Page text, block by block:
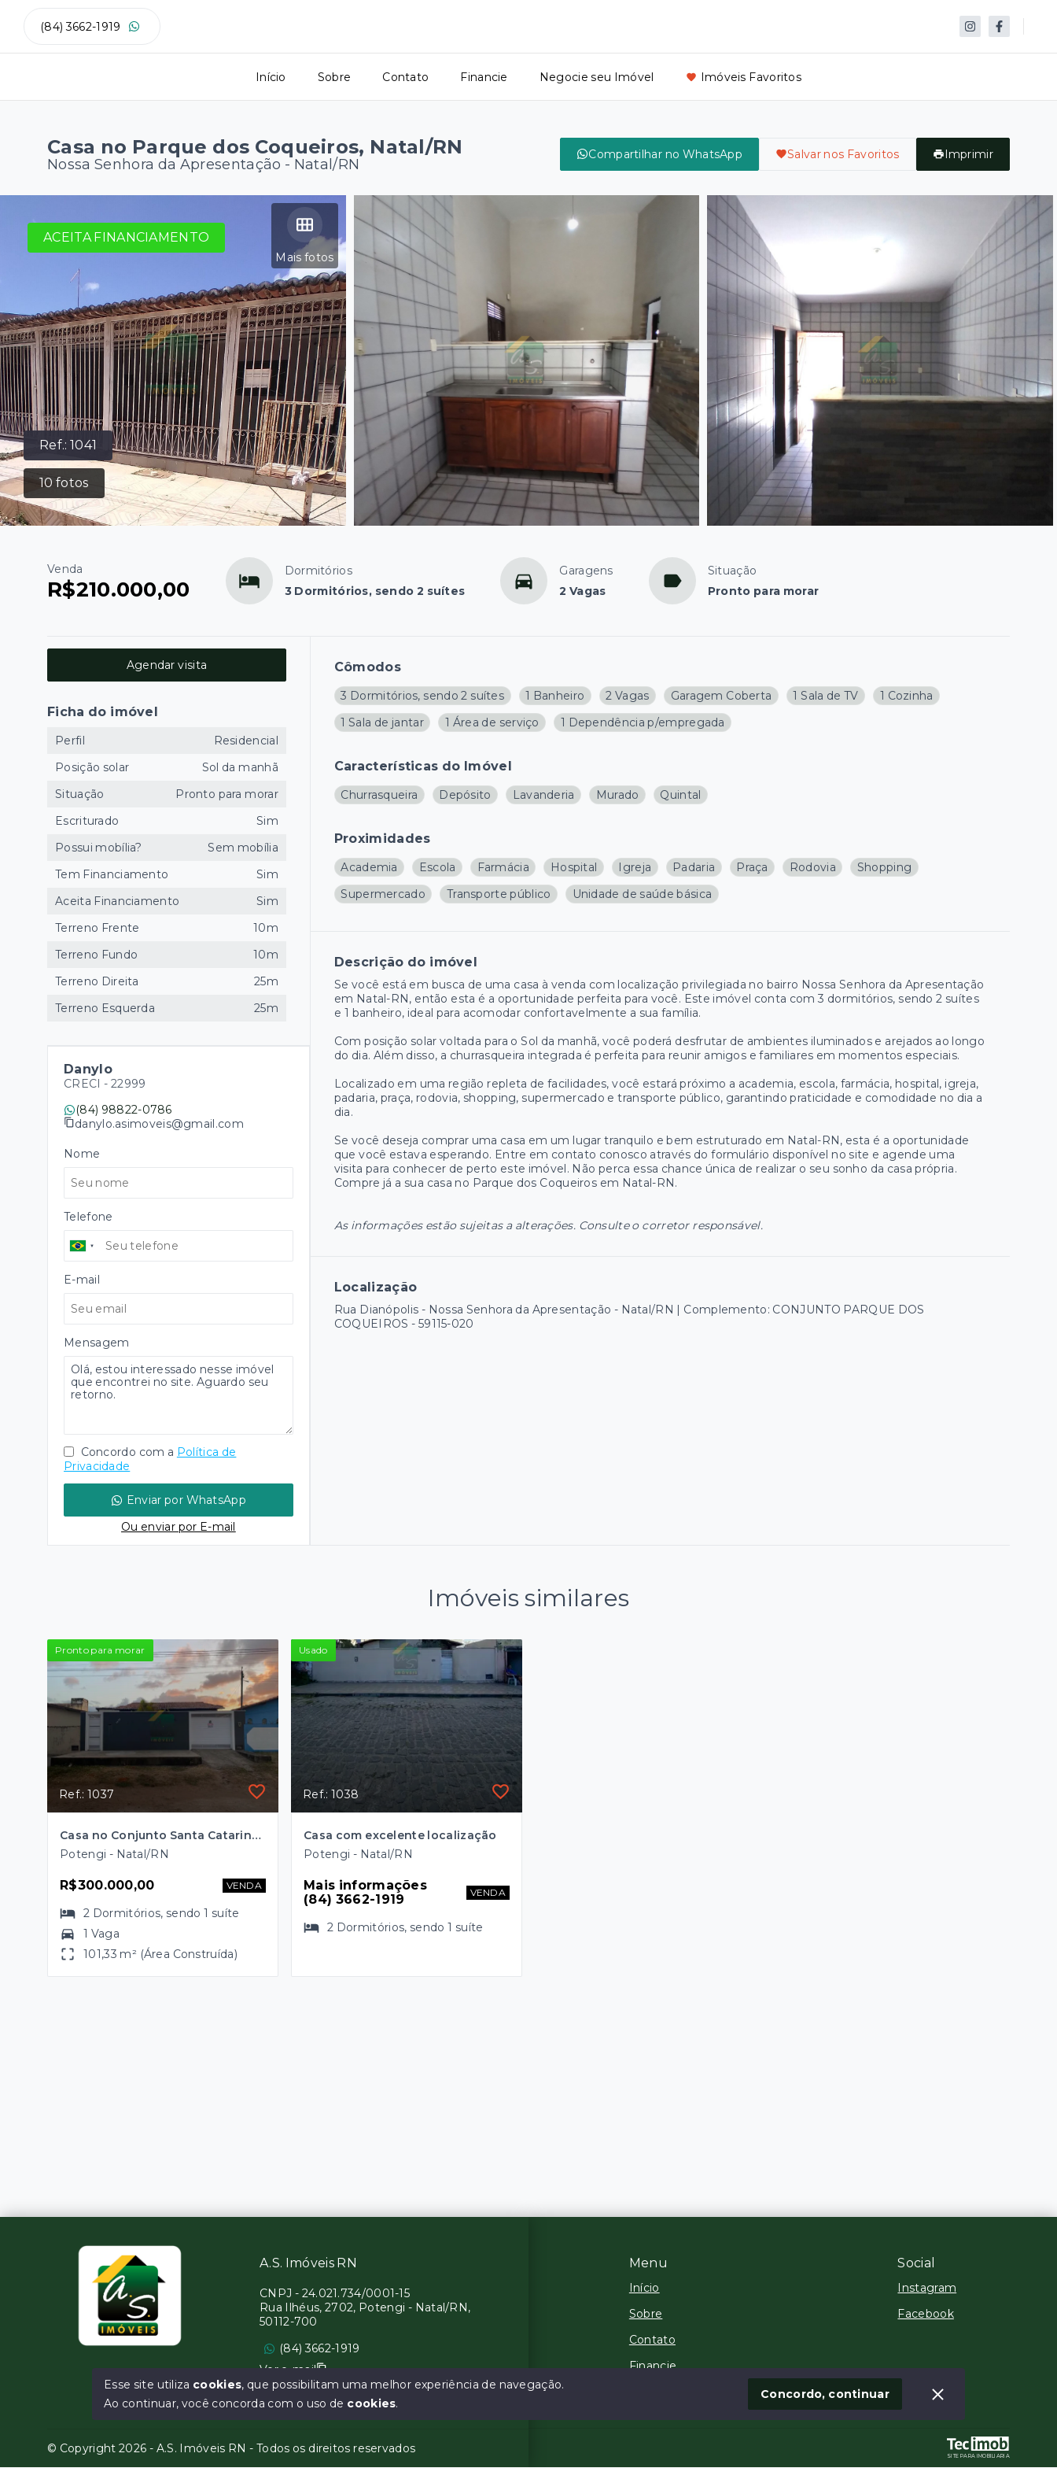
(84) 3662-1919
Início Sobre Contato Financie Negocie seu Imóvel Imóveis Favoritos
Casa no Parque dos Coqueiros, Natal/RN
Nossa Senhora da Apresentação - Natal/RN
Compartilhar no WhatsApp Salvar nos Favoritos Imprimir
Ref.:1041
10 fotos
Mais fotos
ACEITA FINANCIAMENTO
Venda
R$210.000,00
Dormitórios
3 Dormitórios, sendo 2 suítes
Garagens
2 Vagas
Situação
Pronto para morar
Cômodos
3 Dormitórios, sendo 2 suítes 1 Banheiro 2 Vagas Garagem Coberta 1 Sala de TV
1 Cozinha
1 Sala de jantar
1 Área de serviço 1 Dependência p/empregada
Características do Imóvel
Churrasqueira Depósito Lavanderia Murado Quintal
Proximidades
Academia Escola Farmácia Hospital Igreja Padaria Praça Rodovia
Shopping
Supermercado
Transporte público Unidade de saúde básica
Descrição do imóvel
Se você está em busca de uma casa à venda com localização privilegiada no bairro Nossa Senhora da Apresentação
em Natal-RN, então esta é a oportunidade perfeita para você. Este imóvel conta com 3 dormitórios, sendo 2 suítes
e 1 banheiro, ideal para acomodar confortavelmente a sua família.
Com posição solar voltada para o Sol da manhã, você poderá desfrutar de ambientes iluminados e arejados ao longo
do dia. Além disso, a churrasqueira integrada é perfeita para reunir amigos e familiares em momentos especiais.
Localizado em uma região repleta de facilidades, você estará próximo a academia, escola, farmácia, hospital, igreja,
padaria, praça, rodovia, shopping, supermercado e transporte público, garantindo praticidade e comodidade no dia a
dia.
Se você deseja comprar uma casa em um lugar tranquilo e bem estruturado em Natal-RN, esta é a oportunidade
que você estava esperando. Entre em contato conosco através do formulário disponível no site e agende uma
visita para conhecer de perto este imóvel. Não perca essa chance única de realizar o seu sonho da casa própria.
Compre já a sua casa no Parque dos Coqueiros em Natal-RN.
As informações estão sujeitas a alterações. Consulte o corretor responsável.
Localização
Rua Dianópolis - Nossa Senhora da Apresentação - Natal/RN | Complemento: CONJUNTO PARQUE DOS
COQUEIROS - 59115-020
Agendar visita
Ficha do imóvel
Perfil
Residencial
Posição solar
Sol da manhã
Situação
Pronto para morar
Escriturado
Sim
Possui mobília?
Sem mobília
Tem Financiamento
Sim
Aceita Financiamento
Sim
Terreno Frente
10m
Terreno Fundo
10m
Terreno Direita
25m
Terreno Esquerda
25m
Danylo
CRECI - 22999
(84) 98822-0786
danylo.asimoveis@gmail.com
Nome
Telefone
E-mail
Mensagem
Concordo com a Política de
Privacidade
Enviar por WhatsApp
Ou enviar por E-mail
Imóveis similares
Pronto para morar
Ref.: 1037
Casa no Conjunto Santa Catarina, Natal/RN
Potengi - Natal/RN
R$300.000,00 VENDA
2 Dormitórios, sendo1 suíte
1 Vaga
101,33 m² (Área Construída)
Usado
Ref.: 1038
Casa com excelente localização
Potengi - Natal/RN
Mais informações
(84) 3662-1919
VENDA
2 Dormitórios, sendo1 suíte
Menu
Início
Sobre
Contato
Financie
Social
Instagram
Facebook
SITE PARA IMOBILIARIA
A.S. Imóveis RN
CNPJ - 24.021.734/0001-15
Rua Ilhéus, 2702, Potengi - Natal/RN,
50112-700
(84) 3662-1919
Ver e-mail
© Copyright 2026 - A.S. Imóveis RN - Todos os direitos reservados
Esse site utiliza cookies, que possibilitam uma melhor experiência de navegação.
Ao continuar, você concorda com o uso de cookies.
Concordo, continuar